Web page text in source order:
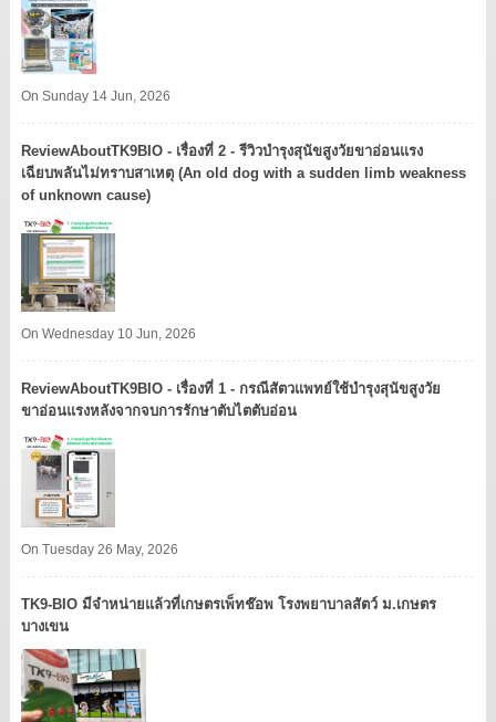
On Sunday 14 Jun, 2026
ReviewAboutTK9BIO - เรื่องที่ 2 - รีวิวบำรุงสุนัขสูงวัยขาอ่อนแรง
เฉียบพลันไม่ทราบสาเหตุ (An old dog with a sudden limb weakness
of unknown cause)
On Wednesday 10 Jun, 2026
ReviewAboutTK9BIO - เรื่องที่ 1 - กรณีสัตวแพทย์ใช้บำรุงสุนัขสูงวัย
ขาอ่อนแรงหลังจากจบการรักษาตับไตตับอ่อน
On Tuesday 26 May, 2026
TK9​-BIO มีจำหน่ายแล้วที่เกษตรเพ็ทช๊อพ โรงพยาบาลสัตว์ ม.เกษตร
บางเขน​